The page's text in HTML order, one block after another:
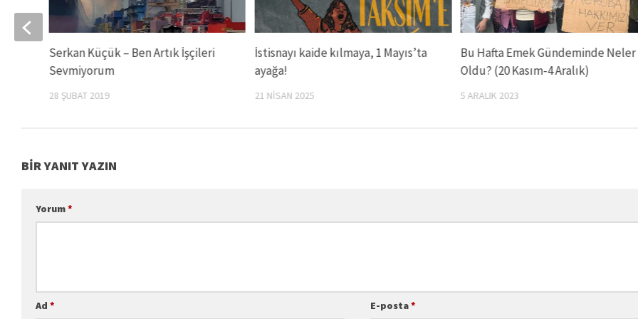
İstisnayı kaide kılmaya, 1 Mayıs’ta
ayağa!
21 NISAN 2025
Bu Hafta Emek Gündeminde Neler
Oldu? (20 Kasım-4 Aralık)
5 ARALIK 2023
Serkan Küçük – Ben Artık İşçileri
Sevmiyorum
28 ŞUBAT 2019
BIR YANIT YAZIN
Yorum*
Ad * E-posta*